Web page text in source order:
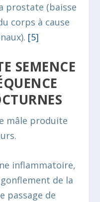
prostate (baisse
corps à cause
[5]
SEMENCE
mâle produite
inflammatoire,
de la
passage de